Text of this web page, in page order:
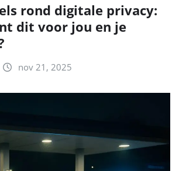
rond digitale privacy:
dit voor jou en je
nov 21, 2025